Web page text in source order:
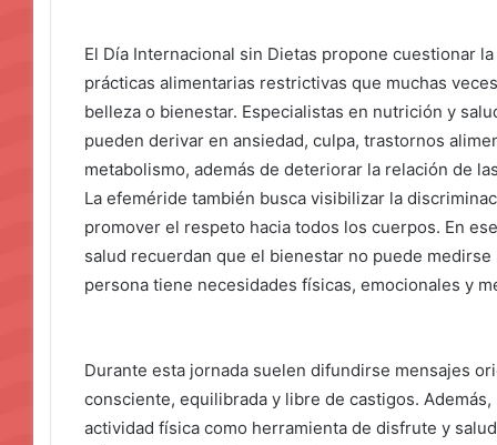
El Día Internacional sin Dietas propone cuestionar
prácticas alimentarias restrictivas que muchas
belleza o bienestar. Especialistas en nutrición y
pueden derivar en ansiedad, culpa, trastornos
metabolismo, además de deteriorar la relación de
La efeméride también busca visibilizar la
promover el respeto hacia todos los cuerpos. En
salud recuerdan que el bienestar no puede
persona tiene necesidades físicas, emocionales y
Durante esta jornada suelen difundirse mensajes
consciente, equilibrada y libre de castigos.
actividad física como herramienta de disfrute y